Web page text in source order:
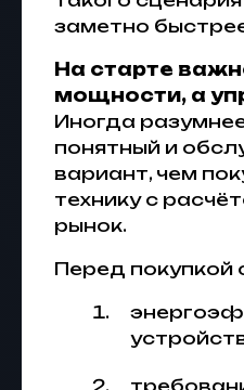
заметно
На старте
мощности, а
Иногда
понятный и
вариант, чем
технику с
рынок.
Перед покупкой